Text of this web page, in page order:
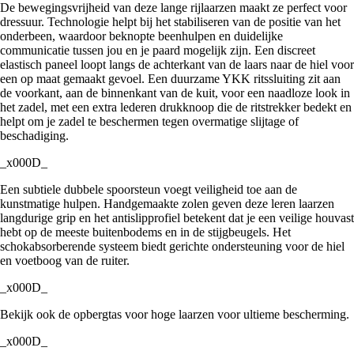
De bewegingsvrijheid van deze lange rijlaarzen maakt ze perfect voor
dressuur. Technologie helpt bij het stabiliseren van de positie van het
onderbeen, waardoor beknopte beenhulpen en duidelijke
communicatie tussen jou en je paard mogelijk zijn. Een discreet
elastisch paneel loopt langs de achterkant van de laars naar de hiel voor
een op maat gemaakt gevoel. Een duurzame YKK ritssluiting zit aan
de voorkant, aan de binnenkant van de kuit, voor een naadloze look in
het zadel, met een extra lederen drukknoop die de ritstrekker bedekt en
helpt om je zadel te beschermen tegen overmatige slijtage of
beschadiging.
_x000D_
Een subtiele dubbele spoorsteun voegt veiligheid toe aan de
kunstmatige hulpen. Handgemaakte zolen geven deze leren laarzen
langdurige grip en het antislipprofiel betekent dat je een veilige houvast
hebt op de meeste buitenbodems en in de stijgbeugels. Het
schokabsorberende systeem biedt gerichte ondersteuning voor de hiel
en voetboog van de ruiter.
_x000D_
Bekijk ook de opbergtas voor hoge laarzen voor ultieme bescherming.
_x000D_